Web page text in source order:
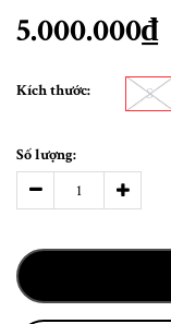
5.000.000₫
Kích thước: S
Số lượng: